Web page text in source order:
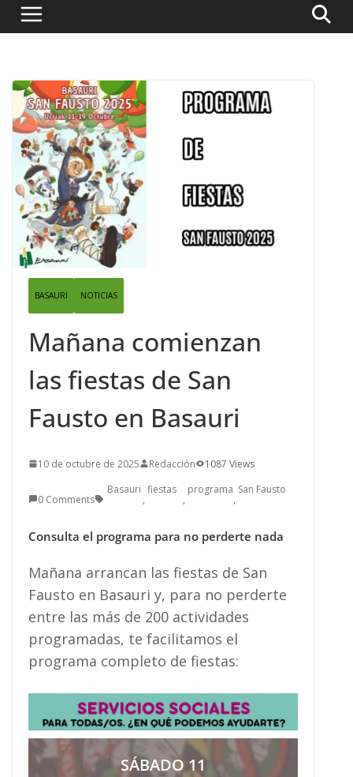
BASAURI NOTICIAS
Mañana comienzan
las fiestas de San
Fausto en Basauri
10 de octubre de 2025 Redacción 1087 Views
0 Comments
Basauri
,
fiestas
,
programa
,
San Fausto
Consulta el programa para no perderte nada
Mañana arrancan las fiestas de San
Fausto en Basauri y, para no perderte
entre las más de 200 actividades
programadas, te facilitamos el
programa completo de fiestas:
SÁBADO 11